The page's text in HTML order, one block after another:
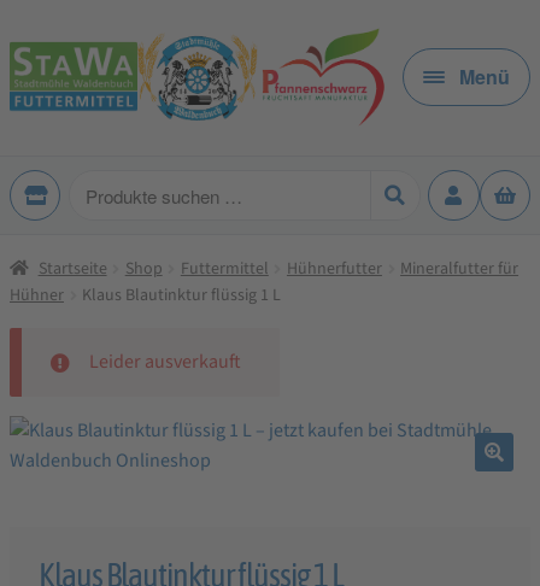
Zur
Navigation
springen
Zum
Inhalt
springen
Menü
Produkte
Startseite Shop Futtermittel Hühnerfutter
Mineralfutter für
Hühner
Klaus Blautinktur flüssig 1 L
Leider ausverkauft
Klaus Blautinktur flüssig 1 L